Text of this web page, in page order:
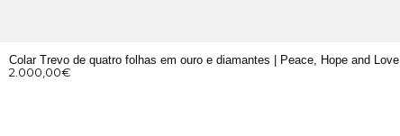
Colar Trevo de quatro folhas em ouro e diamantes | Peace, Hope and Love
2.000,00€